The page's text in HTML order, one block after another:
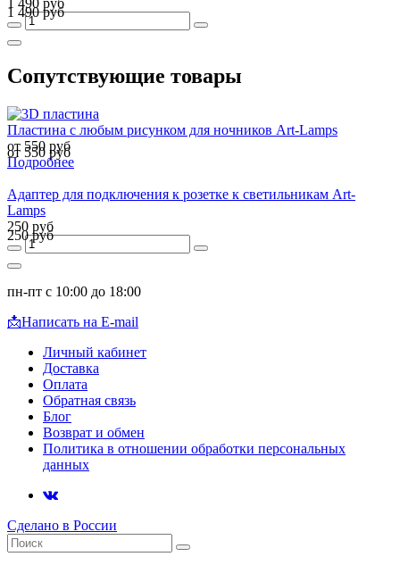
1 490 руб
Сопутствующие товары
Пластина с любым рисунком для ночников Art-Lamps
от 550 руб
от 550 руб
Подробнее
Адаптер для подключения к розетке к светильникам Art-
Lamps
250 руб
250 руб
пн-пт с 10:00 до 18:00
📩Написать на E-mail
Личный кабинет
Доставка
Оплата
Обратная связь
Блог
Возврат и обмен
Политика в отношении обработки персональных
данных
Сделано в России